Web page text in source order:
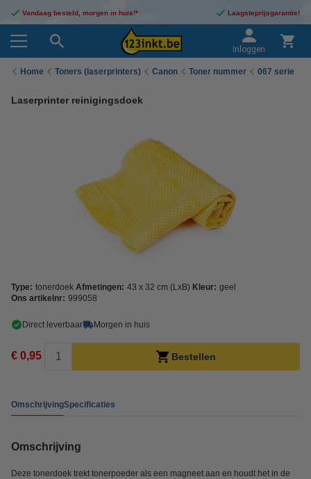
Vandaag besteld, morgen in huis!* Laagsteprijsgarantie!
Inloggen
Home Toners (laserprinters) Canon Toner nummer 067 serie
Laserprinter reinigingsdoek
Type: tonerdoek Afmetingen: 43 x 32 cm (LxB) Kleur: geel
Ons artikelnr: 999058
Direct leverbaar Morgen in huis
€ 0,95 Bestellen
OmschrijvingSpecificaties
Omschrijving
Deze tonerdoek trekt tonerpoeder als een magneet aan en houdt het in de